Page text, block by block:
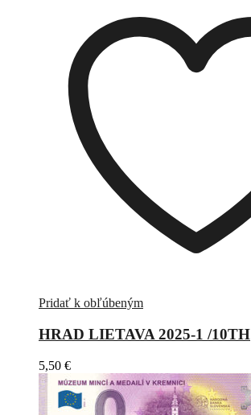
Pridať k obľúbeným
HRAD LIETAVA 2025-1 /10TH
5,50 €